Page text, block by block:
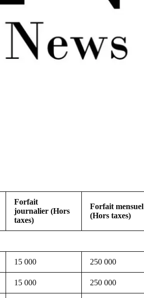
Forfait
journalier (Hors
taxes)
Forfait mensuel
(Hors taxes)
15 000 250 000
15 000 250 000